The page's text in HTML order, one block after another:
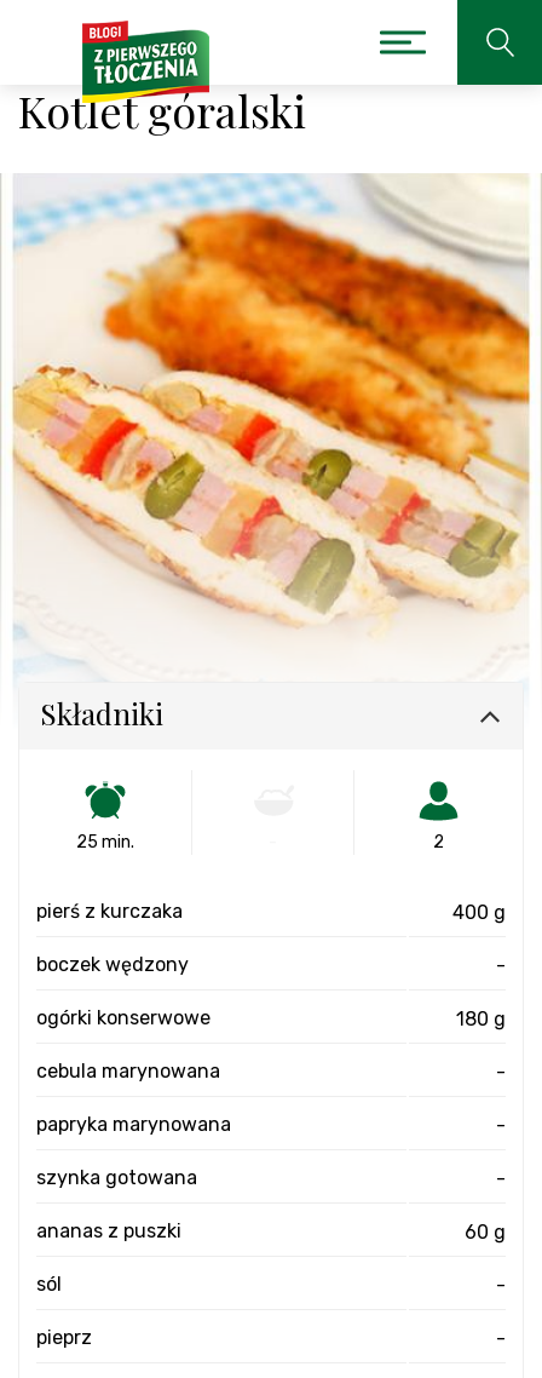
Kotlet góralski
Składniki
25 min. 2
pierś z kurczaka 400 g
boczek wędzony -
ogórki konserwowe 180 g
cebula marynowana -
papryka marynowana -
szynka gotowana -
ananas z puszki 60 g
sól -
pieprz -